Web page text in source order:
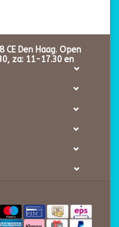
Den Haag. Open
za: 11-17.30 en